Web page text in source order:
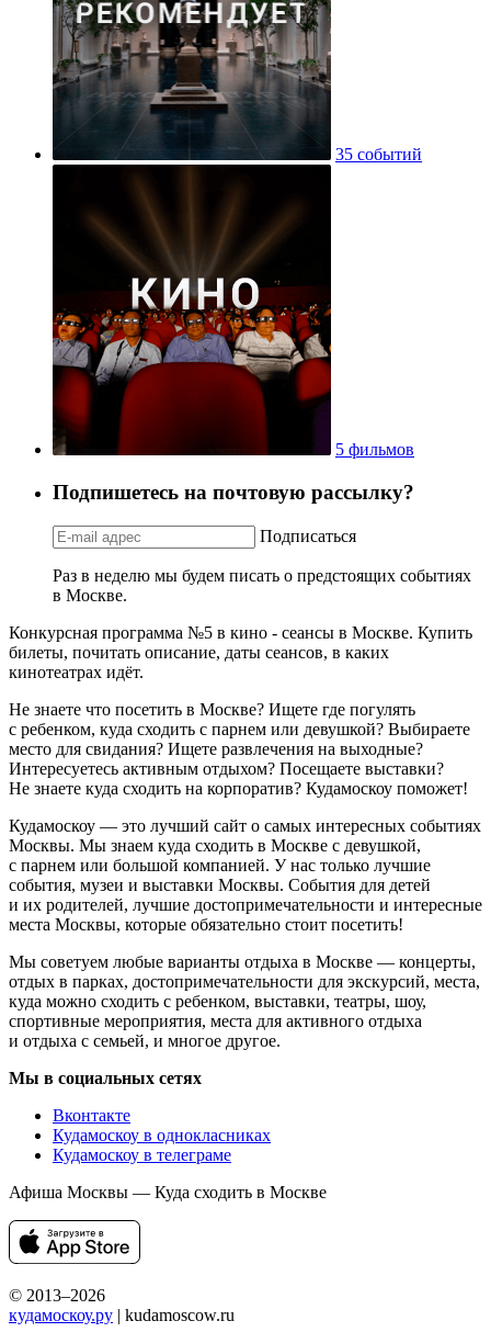
35 событий
5 фильмов
Подпишетесь на почтовую рассылку?
Подписаться
Раз в неделю мы будем писать о предстоящих событиях
в Москве.
Конкурсная программа №5 в кино - сеансы в Москве. Купить
билеты, почитать описание, даты сеансов, в каких
кинотеатрах идёт.
Не знаете что посетить в Москве? Ищете где погулять
с ребенком, куда сходить с парнем или девушкой? Выбираете
место для свидания? Ищете развлечения на выходные?
Интересуетесь активным отдыхом? Посещаете выставки?
Не знаете куда сходить на корпоратив? Кудамоскоу поможет!
Кудамоскоу — это лучший сайт о самых интересных событиях
Москвы. Мы знаем куда сходить в Москве с девушкой,
с парнем или большой компанией. У нас только лучшие
события, музеи и выставки Москвы. События для детей
и их родителей, лучшие достопримечательности и интересные
места Москвы, которые обязательно стоит посетить!
Мы советуем любые варианты отдыха в Москве — концерты,
отдых в парках, достопримечательности для экскурсий, места,
куда можно сходить с ребенком, выставки, театры, шоу,
спортивные мероприятия, места для активного отдыха
и отдыха с семьей, и многое другое.
Мы в социальных сетях
Вконтакте
Кудамоскоу в однокласниках
Кудамоскоу в телеграме
Афиша Москвы — Куда сходить в Москве
© 2013–2026
кудамоскоу.ру | kudamoscow.ru